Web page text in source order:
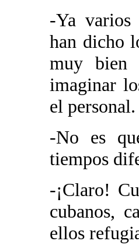
-Ya varios
han dicho
muy bien
imaginar
el personal.
-No es
tiempos
-¡Claro!
cubanos,
ellos